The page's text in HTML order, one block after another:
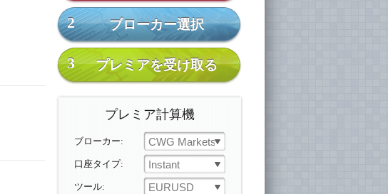
2 ブローカー選択
3 プレミアを受け取る
プレミア計算機
ブローカー: CWG Markets
口座タイプ: Instant
ツール: EURUSD